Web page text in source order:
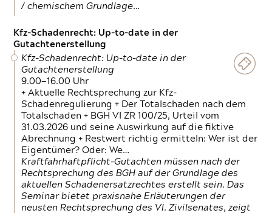
/ chemischem Grundlage…
Kfz-Schadenrecht: Up-to-date in der
Gutachtenerstellung
Kfz-Schadenrecht: Up-to-date in der
Gutachtenerstellung
9.00—16.00 Uhr
+ Aktuelle Rechtsprechung zur Kfz-
Schadenregulierung + Der Totalschaden nach dem
Totalschaden + BGH VI ZR 100/25, Urteil vom
31.03.2026 und seine Auswirkung auf die fiktive
Abrechnung + Restwert richtig ermitteln: Wer ist der
Eigentümer? Oder: We…
Kraftfahrhaftpflicht-Gutachten müssen nach der
Rechtsprechung des BGH auf der Grundlage des
aktuellen Schadenersatzrechtes erstellt sein. Das
Seminar bietet praxisnahe Erläuterungen der
neusten Rechtsprechung des VI. Zivilsenates, zeigt